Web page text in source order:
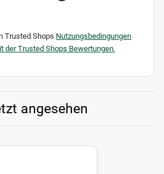
Trusted Shops Nutzungsbedingungen
der Trusted Shops Bewertungen.
angesehen